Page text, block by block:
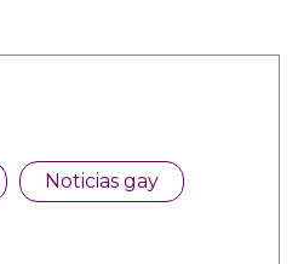
Noticias gay